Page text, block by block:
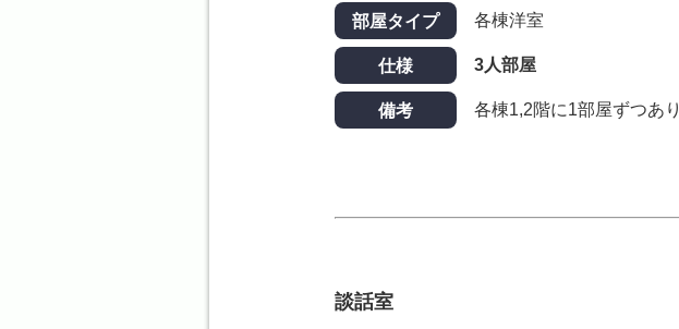
部屋タイプ 各棟洋室
仕様 3人部屋
備考 各棟1,2階に1部屋ずつあり
談話室